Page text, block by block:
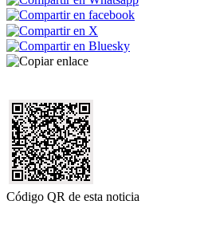
Código QR de esta noticia